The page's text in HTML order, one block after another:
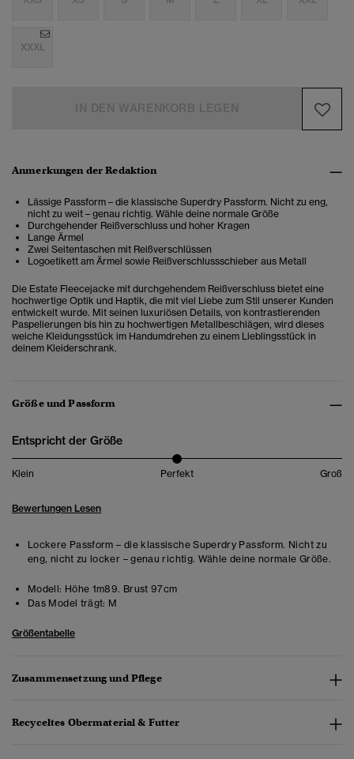
XXXL
Anmerkungen der Redaktion
Lässige Passform – die klassische Superdry Passform. Nicht zu eng,
nicht zu weit – genau richtig. Wähle deine normale Größe
Durchgehender Reißverschluss und hoher Kragen
Lange Ärmel
Zwei Seitentaschen mit Reißverschlüssen
Logoetikett am Ärmel sowie Reißverschlussschieber aus Metall
Die Estate Fleecejacke mit durchgehendem Reißverschluss bietet eine
hochwertige Optik und Haptik, die mit viel Liebe zum Stil unserer Kunden
entwickelt wurde. Mit seinen luxuriösen Details, von kontrastierenden
Paspelierungen bis hin zu hochwertigen Metallbeschlägen, wird dieses
weiche Kleidungsstück im Handumdrehen zu einem Lieblingsstück in
deinem Kleiderschrank.
Größe und Passform
Entspricht der Größe
Klein Perfekt Groß
Bewertungen Lesen
Lockere Passform – die klassische Superdry Passform. Nicht zu
eng, nicht zu locker – genau richtig. Wähle deine normale Größe.
Modell: Höhe 1m89. Brust 97cm
Das Model trägt: M
Größentabelle
Zusammensetzung und Pflege
Recyceltes Obermaterial & Futter